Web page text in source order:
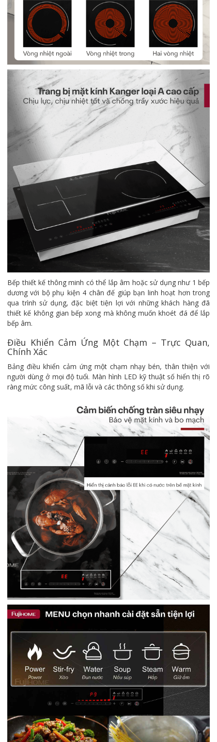
Bếp thiết kế thông minh có thể lắp âm hoặc sử dụng như 1 bếp
dương với bộ phụ kiện 4 chân đế giúp bạn linh hoạt hơn trong
qua trình sử dụng, đặc biệt tiện lợi với những khách hàng đã
thiết kế không gian bếp xong mà không muốn khoét đá để lắp
bếp âm.
Điều Khiển Cảm Ứng Một Chạm – Trực Quan,
Chính Xác
Bảng điều khiển cảm ứng một chạm nhạy bén, thân thiện với
người dùng ở mọi độ tuổi. Màn hình LED kỹ thuật số hiển thị rõ
ràng mức công suất, mã lỗi và các thông số khi sử dụng.